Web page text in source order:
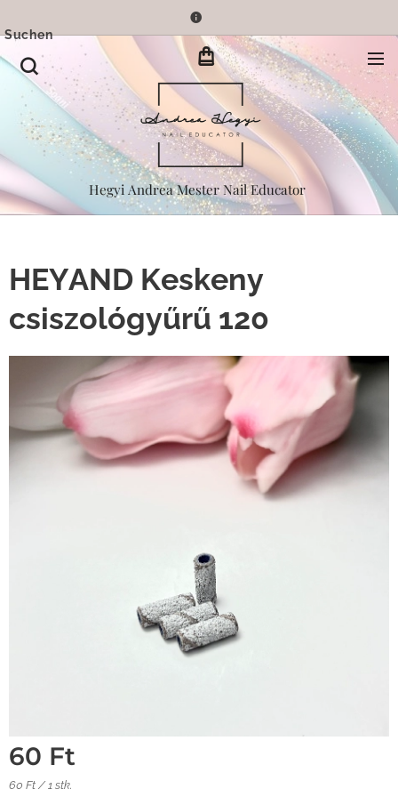
Hegyi Andrea Mester Nail Educator
Suchen
HEYAND Keskeny
csiszológyűrű 120
60 Ft
60 Ft / 1 stk.